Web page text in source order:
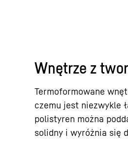
Wnętrze z
Termoformowane
czemu jest niezwykle
polistyren można
solidny i wyróżnia się